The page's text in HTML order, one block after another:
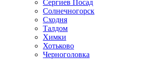
Сергиев Посад
Солнечногорск
Сходня
Талдом
Химки
Хотьково
Черноголовка